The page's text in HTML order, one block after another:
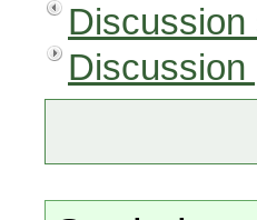
Discussion
Discussion